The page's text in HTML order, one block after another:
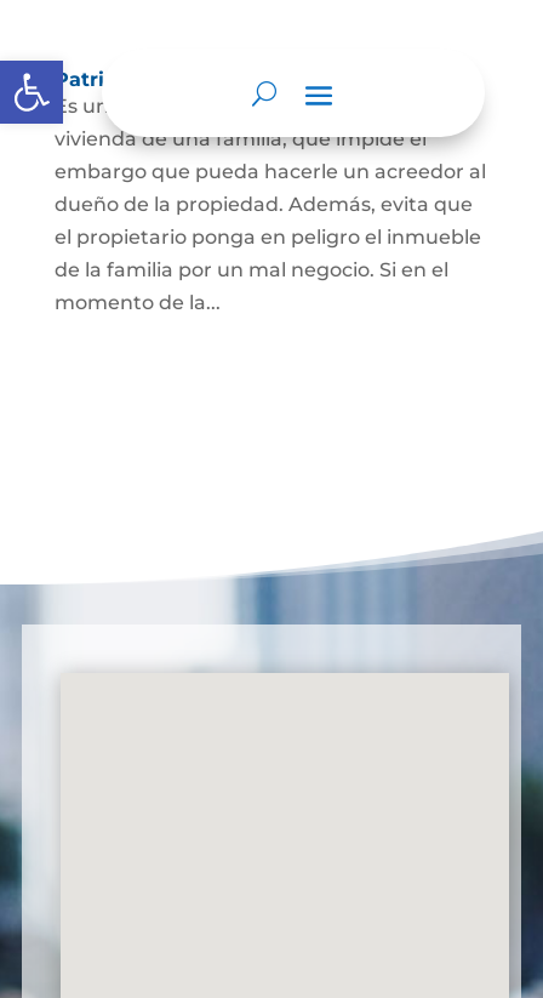
Abrir barra de herramientas
Patrimonio de familia inembargable
Es una clase especial de protección de la
vivienda de una familia, que impide el
embargo que pueda hacerle un acreedor al
dueño de la propiedad. Además, evita que
el propietario ponga en peligro el inmueble
de la familia por un mal negocio. Si en el
momento de la...